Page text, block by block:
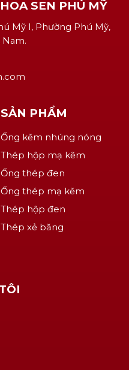
SEN PHÚ MỸ
Mỹ I, Phường Phú Mỹ,
SẢN PHẨM
Ống kẽm nhúng nóng
Thép hộp mạ kẽm
Ống thép đen
Ống thép mạ kẽm
Thép hộp đen
Thép xẻ băng